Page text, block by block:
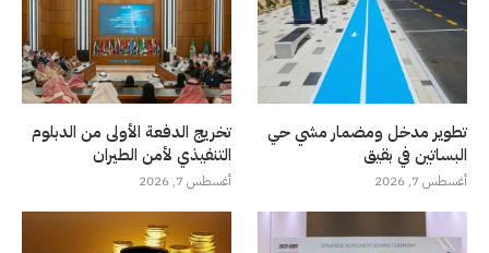
تطوير مدخل ومضمار مشي حي
البساتين في بقيق
أغسطس 7, 2026
تخريج الدفعة الأولى من الدبلوم
التنفيذي لأمن الطيران
أغسطس 7, 2026